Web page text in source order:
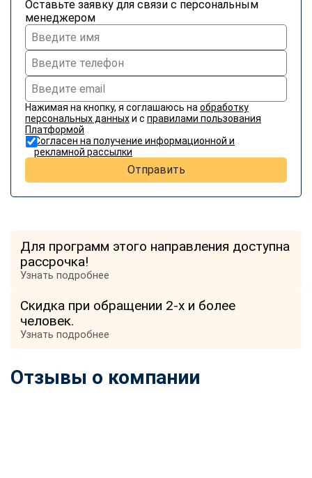
Оставьте заявку для связи с персональным
менеджером
Нажимая на кнопку, я соглашаюсь на обработку
персональных данныхи с правилами пользования
Платформой
Согласен на получение информационной и
рекламной рассылки
Отправить
Для программ этого направления доступна
рассрочка!
Узнать подробнее
Скидка при обращении 2-х и более
человек.
Узнать подробнее
Отзывы о компании